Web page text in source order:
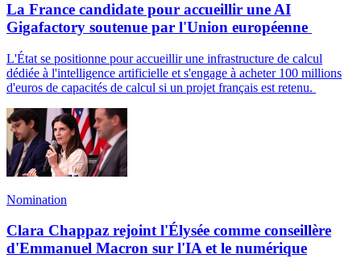
La France candidate pour accueillir une AI
Gigafactory soutenue par l'Union européenne
L'État se positionne pour accueillir une infrastructure de calcul
dédiée à l'intelligence artificielle et s'engage à acheter 100 millions
d'euros de capacités de calcul si un projet français est retenu.
Nomination
Clara Chappaz rejoint l'Élysée comme conseillère
d'Emmanuel Macron sur l'IA et le numérique